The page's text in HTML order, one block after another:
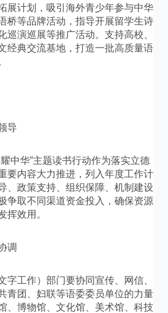
展计划，吸引海外青少年参与中华
桥等品牌活动，指导开展留学生诗
巡演巡展等推广活动。支持高校、
经典交流基地，打造一批高质量语
导
华”主题读书行动作为落实立德
要内容大力推进，列入年度工作计
、政策支持、组织保障、机制建设
争取不同渠道资金投入，确保资源
挥效用。
调
工作）部门要协同宣传、网信、
青团、妇联等语委委员单位的力量
、博物馆、文化馆、美术馆、科技